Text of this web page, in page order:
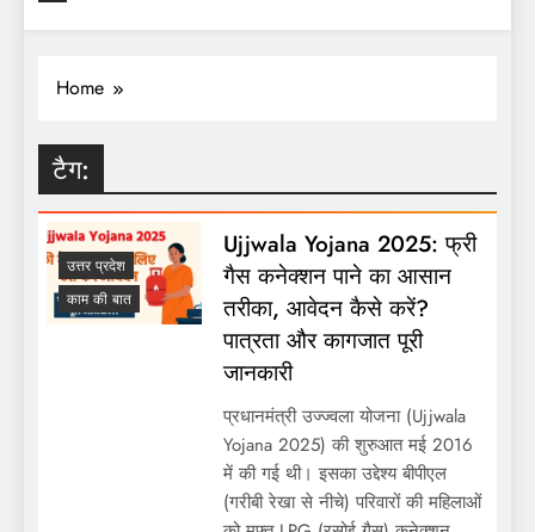
Home
टैग:
उत्तर प्रदेश
काम की बात
Ujjwala Yojana 2025: फ्री
गैस कनेक्शन पाने का आसान
तरीका, आवेदन कैसे करें?
पात्रता और कागजात पूरी
जानकारी
प्रधानमंत्री उज्ज्वला योजना (Ujjwala
Yojana 2025) की शुरुआत मई 2016
में की गई थी। इसका उद्देश्य बीपीएल
(गरीबी रेखा से नीचे) परिवारों की महिलाओं